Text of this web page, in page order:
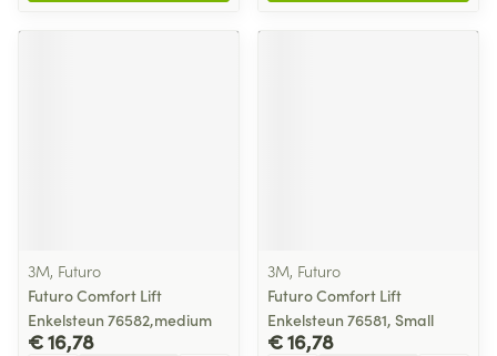
3M, Futuro
Futuro Comfort Lift
Enkelsteun 76582,medium
€ 16,78
3M, Futuro
Futuro Comfort Lift
Enkelsteun 76581, Small
€ 16,78